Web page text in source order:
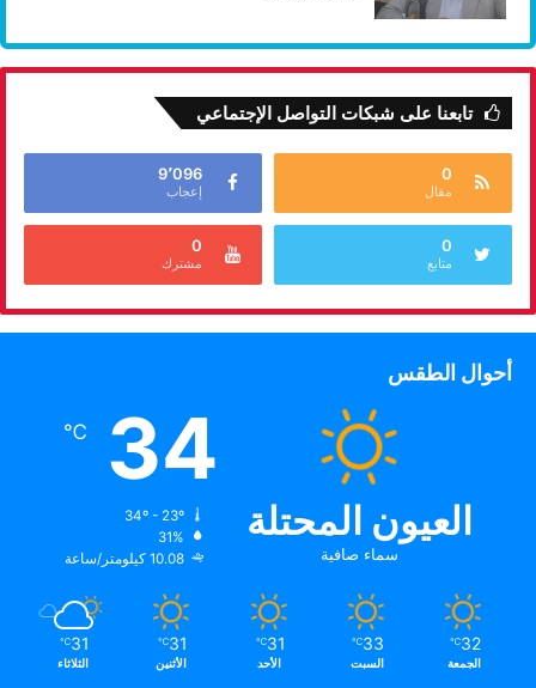
إصلاح منظومة التعليم وبناء الإنسان الصحراوي
القسم السابع:الأمن، المقاومة، وبناء الجاهزية
إعادة هيكلة المنظومة الأمنية وتوحيد القرار الاستخباراتي
بنك المعلومات الوطني الموحد وإنهاء التشظي المعلوماتي
الحرب السيبرانية والدفاع الجوي ضد الدرونز
المقاومة السلمية في المناطق المحتلة…
القسم الثامن: الديمقراطية، الهوية، العدالة الاجتماعية
تابعنا على شبكات التواصل الإجتماعي
0
مقال
9٬096
إعجاب
0
متابع
0
مشترك
أحوال الطقس
العيون المحتلة
سماء صافية
34
℃
31%
10.08 كيلومتر/ساعة
32
℃
الجمعة
33
℃
السبت
31
℃
الأحد
31
℃
الأثنين
31
℃
الثلاثاء